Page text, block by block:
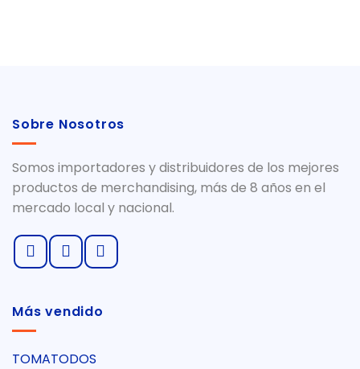
Sobre Nosotros
Somos importadores y distribuidores de los mejores
productos de merchandising, más de 8 años en el
mercado local y nacional.
Más vendido
TOMATODOS